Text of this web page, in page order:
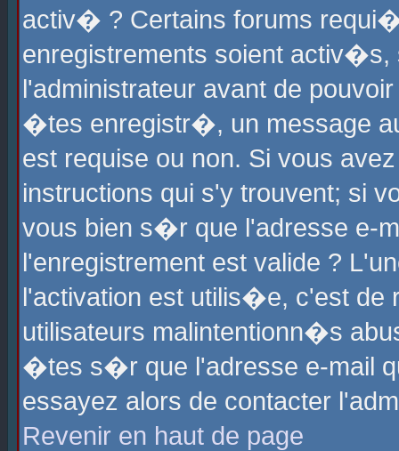
activ� ? Certains forums
enregistrements soient
l'administrateur avant de
�tes enregistr�, un message
est requise ou non. Si vous
instructions qui s'y trouvent; si
vous bien s�r que l'adresse e-
l'enregistrement est valide ?
l'activation est utilis�e, c'est
utilisateurs malintentionn�s
�tes s�r que l'adresse e-mail
essayez alors de contacter
Revenir en haut de page